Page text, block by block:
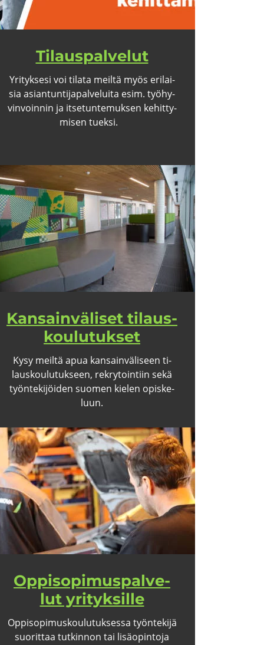
Ti­laus­pal­ve­lut
Yri­tyk­se­si voi ti­la­ta meil­tä myös eri­lai­
sia asian­tun­ti­ja­pal­ve­lui­ta esim. työ­hy­
vin­voin­nin ja it­se­tun­te­muk­sen ke­hit­ty­
mi­sen tuek­si.
Kan­sain­vä­li­set ti­laus­
kou­lu­tuk­set
Kysy meil­tä apua kan­sain­vä­li­seen ti­
laus­kou­lu­tuk­seen, rek­ry­toin­tiin sekä
työn­te­ki­jöi­den suo­men kie­len opis­ke­
luun.
Op­pi­so­pi­mus­pal­ve­
lut yri­tyk­sil­le
Op­pi­so­pi­mus­kou­lu­tuk­ses­sa työn­te­ki­jä
suo­rit­taa tut­kin­non tai li­sä­opin­to­ja